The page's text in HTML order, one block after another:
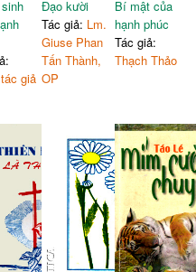
giả
Đạo kười
Tác giả: Lm.
Giuse Phan
Tấn Thành,
OP
Bí mật của
hạnh phúc
Tác giả:
Thạch Thảo